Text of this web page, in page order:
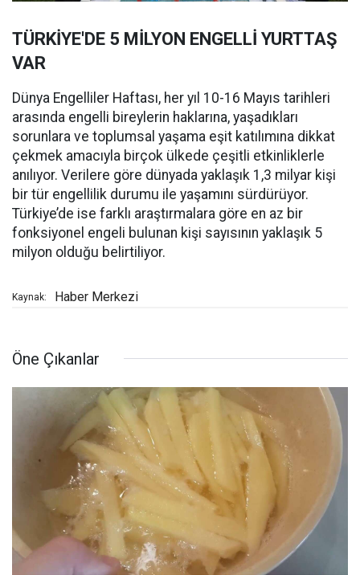
TÜRKİYE'DE 5 MİLYON ENGELLİ YURTTAŞ
VAR
Dünya Engelliler Haftası, her yıl 10-16 Mayıs tarihleri
arasında engelli bireylerin haklarına, yaşadıkları
sorunlara ve toplumsal yaşama eşit katılımına dikkat
çekmek amacıyla birçok ülkede çeşitli etkinliklerle
anılıyor. Verilere göre dünyada yaklaşık 1,3 milyar kişi
bir tür engellilik durumu ile yaşamını sürdürüyor.
Türkiye’de ise farklı araştırmalara göre en az bir
fonksiyonel engeli bulunan kişi sayısının yaklaşık 5
milyon olduğu belirtiliyor.
Kaynak: Haber Merkezi
Öne Çıkanlar